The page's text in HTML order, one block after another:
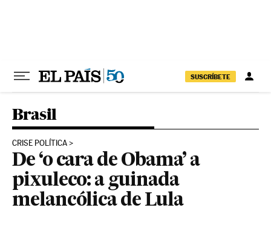
SUSCRÍBETE
Brasil
CRISE POLÍTICA
De ‘o cara de Obama’ a
pixuleco: a guinada
melancólica de Lula